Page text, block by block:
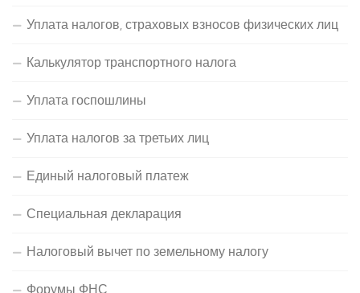
Уплата налогов, страховых взносов физических лиц
Калькулятор транспортного налога
Уплата госпошлины
Уплата налогов за третьих лиц
Единый налоговый платеж
Специальная декларация
Налоговый вычет по земельному налогу
Форумы ФНС